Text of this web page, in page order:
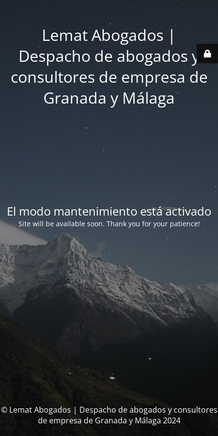
Lemat Abogados |
Despacho de abogados y
consultores de empresa de
Granada y Málaga
El modo mantenimiento está activado
Site will be available soon. Thank you for your patience!
© Lemat Abogados | Despacho de abogados y consultores
de empresa de Granada y Málaga 2024